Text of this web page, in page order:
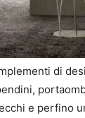
di
e perfino